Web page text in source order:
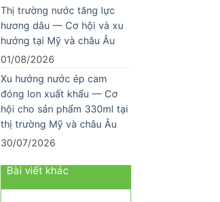
Thị trường nước tăng lực
hương dâu — Cơ hội và xu
hướng tại Mỹ và châu Âu
01/08/2026
Xu hướng nước ép cam
đóng lon xuất khẩu — Cơ
hội cho sản phẩm 330ml tại
thị trường Mỹ và châu Âu
30/07/2026
Bài viết khác